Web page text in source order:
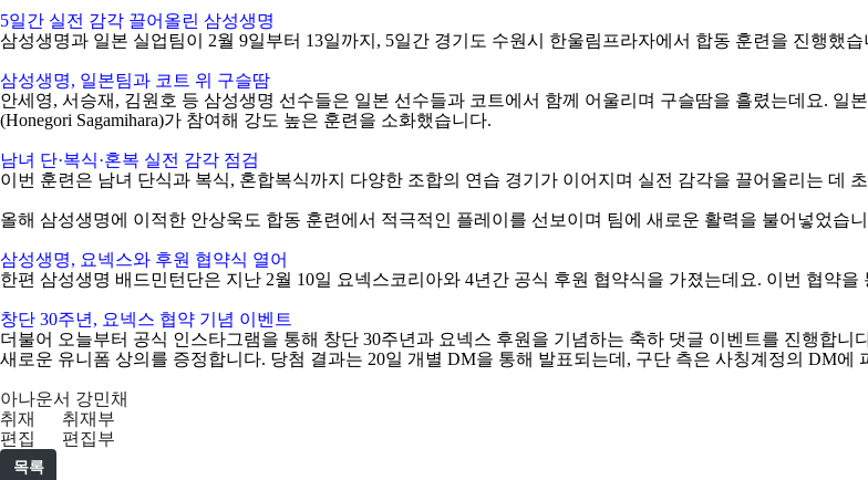
5일간 실전 감각 끌어올린 삼성생명
삼성생명과 일본 실업팀이 2월 9일부터 13일까지 , 5일간 경기도 수원시 한울림프라자에서 합동 훈련을 진행했습
삼성생명, 일본팀과 코트 위 구슬땀
안세영, 서승재 , 김원호 등 삼성생명 선수들은 일본 선수들과 코트에서 함께 어울리며 구슬땀을 흘렸는데요. 일
(Honegori Sagamihara)가 참여해 강도 높은 훈련을 소화했습니다.
남녀 단·복식·혼복 실전 감각 점검
이번 훈련은 남녀 단식과 복식, 혼합복식까지 다양한 조합의 연습 경기가 이어지며 실전 감각을 끌어올리는 데
올해 삼성생명에 이적한 안상욱도 합동 훈련에서 적극적인 플레이를 선보이며 팀에 새로운 활력을 불어넣었습
삼성생명, 요넥스와 후원 협약식 열어
한편 삼성생명 배드민턴단은 지난 2월 10일 요넥스코리아와 4년간 공식 후원 협약식을 가졌는데요. 이번 협약을
창단 30주년 , 요넥스 협약 기념 이벤트
더불어 오늘부터 공식 인스타그램을 통해 창단 30주년과 요넥스 후원을 기념하는 축하 댓글 이벤트를 진행합니
새로운 유니폼 상의를 증정합니다. 당첨 결과는 20일 개별 DM을 통해 발표되는데 , 구단 측은 사칭계정의 DM에
아나운서 강민채
취재 취재부
편집 편집부
목록